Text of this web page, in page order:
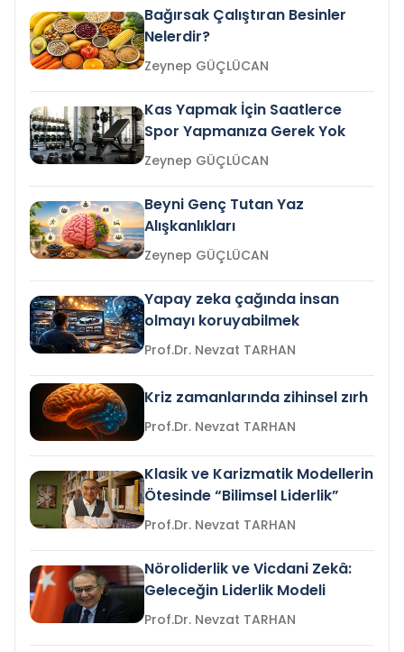
Bağırsak Çalıştıran Besinler
Nelerdir?
Zeynep GÜÇLÜCAN
Kas Yapmak İçin Saatlerce
Spor Yapmanıza Gerek Yok
Zeynep GÜÇLÜCAN
Beyni Genç Tutan Yaz
Alışkanlıkları
Zeynep GÜÇLÜCAN
Yapay zeka çağında insan
olmayı koruyabilmek
Prof.Dr. Nevzat TARHAN
Kriz zamanlarında zihinsel zırh
Prof.Dr. Nevzat TARHAN
Klasik ve Karizmatik Modellerin
Ötesinde “Bilimsel Liderlik”
Prof.Dr. Nevzat TARHAN
Nöroliderlik ve Vicdani Zekâ:
Geleceğin Liderlik Modeli
Prof.Dr. Nevzat TARHAN